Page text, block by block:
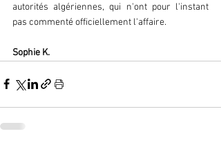
autorités algériennes, qui n'ont pour l'instant
pas commenté officiellement l'affaire.
Sophie K.